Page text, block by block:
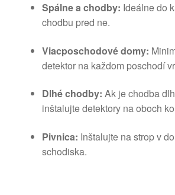
Spálne a chodby: Ideálne do
chodbu pred ne.
Viacposchodové domy:
detektor na každom poschodí
Dlhé chodby: Ak je chodba
inštalujte detektory na oboch
Pivnica: Inštalujte na strop v
schodiska.